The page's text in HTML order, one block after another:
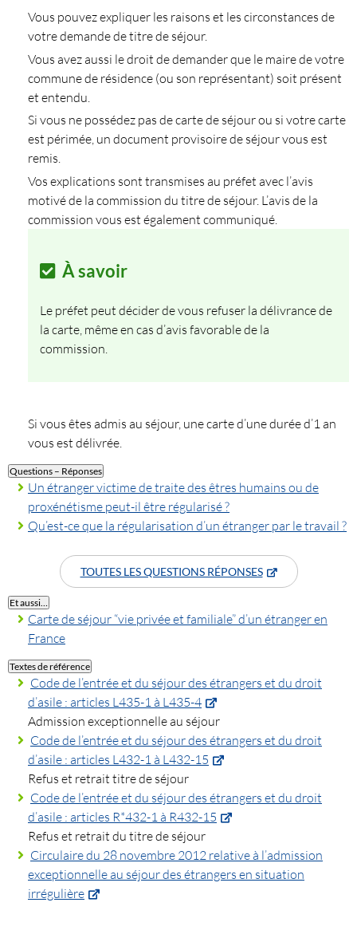
Vous pouvez expliquer les raisons et les circonstances de
votre demande de titre de séjour.
Vous avez aussi le droit de demander que le maire de votre
commune de résidence (ou son représentant) soit présent
et entendu.
Si vous ne possédez pas de carte de séjour ou si votre carte
est périmée, un document provisoire de séjour vous est
remis.
Vos explications sont transmises au préfet avec l’avis
motivé de la commission du titre de séjour. L’avis de la
commission vous est également communiqué.
À savoir
Le préfet peut décider de vous refuser la délivrance de
la carte, même en cas d’avis favorable de la
commission.
Si vous êtes admis au séjour, une carte d’une durée d’1 an
vous est délivrée.
Questions – Réponses
Un étranger victime de traite des êtres humains ou de
proxénétisme peut-il être régularisé ?
Qu’est-ce que la régularisation d’un étranger par le travail ?
TOUTES LES QUESTIONS RÉPONSES
Et aussi…
Carte de séjour “vie privée et familiale” d’un étranger en
France
Textes de référence
Code de l’entrée et du séjour des étrangers et du droit
d’asile : articles L435-1 à L435-4
Admission exceptionnelle au séjour
Code de l’entrée et du séjour des étrangers et du droit
d’asile : articles L432-1 à L432-15
Refus et retrait titre de séjour
Code de l’entrée et du séjour des étrangers et du droit
d’asile : articles R*432-1 à R432-15
Refus et retrait du titre de séjour
Circulaire du 28 novembre 2012 relative à l’admission
exceptionnelle au séjour des étrangers en situation
irrégulière